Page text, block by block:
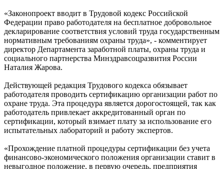
«Законопроект вводит в Трудовой кодекс Российской
Федерации право работодателя на бесплатное добровольное
декларирование соответствия условий труда государственным
нормативным требованиям охраны труда», - комментирует
директор Департамента заработной платы, охраны труда и
социального партнерства Минздравсоцразвития России
Наталия Жарова.
Действующей редакция Трудового кодекса обязывает
работодателя проводить сертификацию организации работ по
охране труда. Эта процедура является дорогостоящей, так как
работодатель привлекает аккредитованный орган по
сертификации, который взимает плату за использование его
испытательных лабораторий и работу экспертов.
«Прохождение платной процедуры сертификации без учета
финансово-экономического положения организации ставит в
невыгодное положение, в первую очередь, предприятия